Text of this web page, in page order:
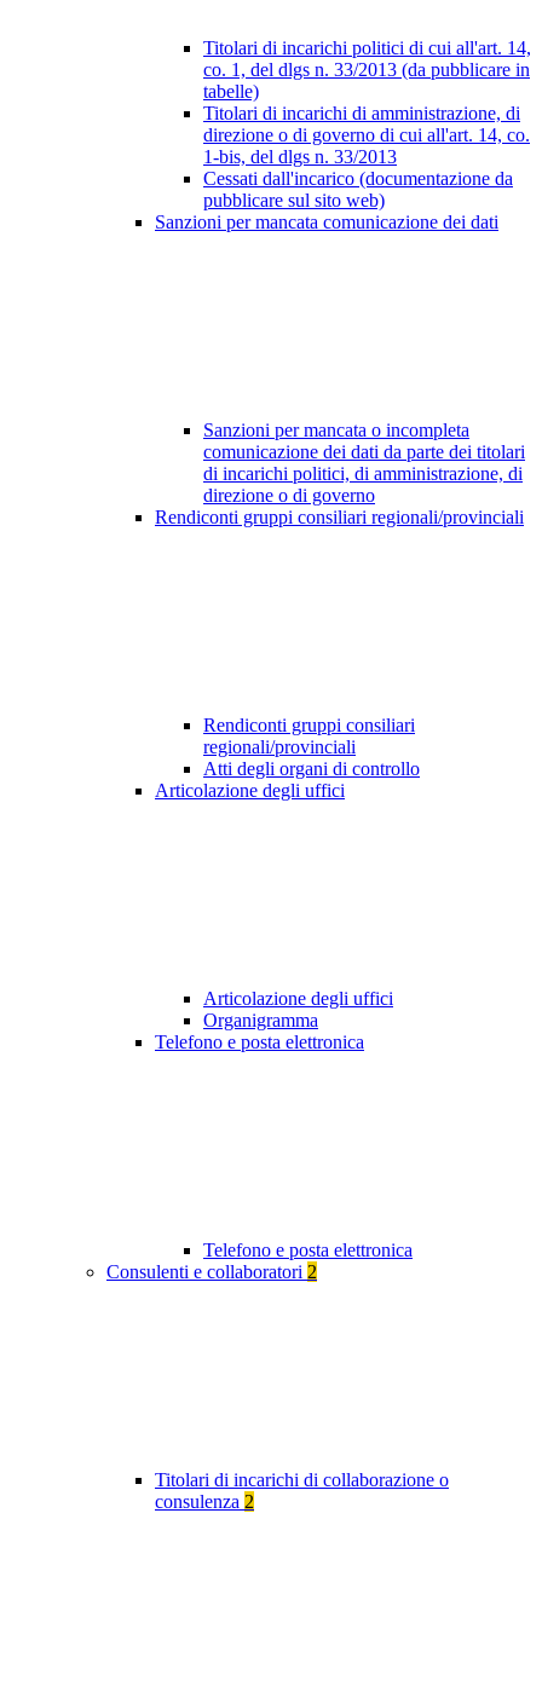
Titolari di incarichi politici di cui all'art. 14,
co. 1, del dlgs n. 33/2013 (da pubblicare in
tabelle)
Titolari di incarichi di amministrazione, di
direzione o di governo di cui all'art. 14, co.
1-bis, del dlgs n. 33/2013
Cessati dall'incarico (documentazione da
pubblicare sul sito web)
Sanzioni per mancata comunicazione dei dati
Sanzioni per mancata o incompleta
comunicazione dei dati da parte dei titolari
di incarichi politici, di amministrazione, di
direzione o di governo
Rendiconti gruppi consiliari regionali/provinciali
Rendiconti gruppi consiliari
regionali/provinciali
Atti degli organi di controllo
Articolazione degli uffici
Articolazione degli uffici
Organigramma
Telefono e posta elettronica
Telefono e posta elettronica
Consulenti e collaboratori 2
Titolari di incarichi di collaborazione o
consulenza 2